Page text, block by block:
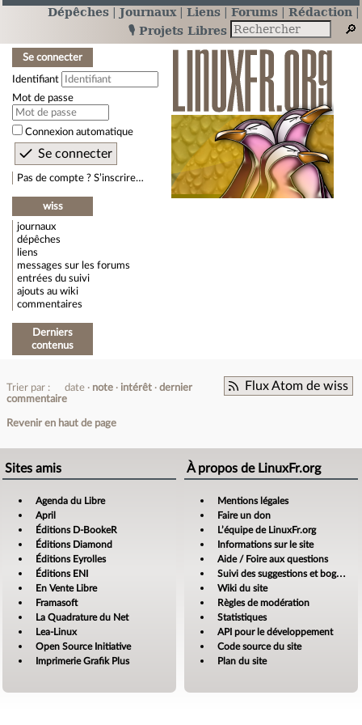
Dépêches Journaux Liens Forums
Rédaction
🎙️ Projets Libres
Se connecter
Identifiant
Mot de passe
Connexion automatique
Pas de compte ? S’inscrire…
wiss
journaux
dépêches
liens
messages sur les forums
entrées du suivi
ajouts au wiki
commentaires
Derniers
contenus
Flux Atom de wiss
Trier par : date note intérêt
dernier
commentaire
Revenir en haut de page
Sites amis
Agenda du Libre
April
Éditions D-BookeR
Éditions Diamond
Éditions Eyrolles
Éditions ENI
En Vente Libre
Framasoft
La Quadrature du Net
Lea-Linux
Open Source Initiative
Imprimerie Grafik Plus
À propos de LinuxFr.org
Mentions légales
Faire un don
L’équipe de LinuxFr.org
Informations sur le site
Aide / Foire aux questions
Suivi des suggestions et bogues
Wiki du site
Règles de modération
Statistiques
API pour le développement
Code source du site
Plan du site